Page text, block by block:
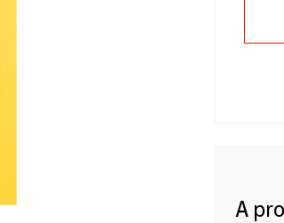
A